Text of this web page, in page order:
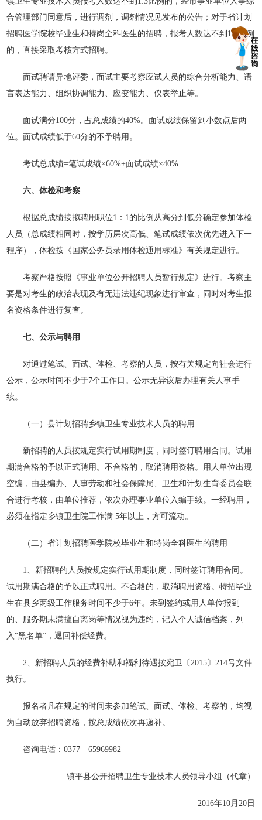
合管理部门同意后，进行调剂，调剂情况见发布的公告；对于省计划
招聘医学院校毕业生和特岗全科医生的招聘，报考人数达不到1:3比例
的，直接采取考核方式招聘。
面试聘请异地评委，面试主要考察应试人员的综合分析能力、语
言表达能力、组织协调能力、应变能力、仪表举止等。
面试满分100分，占总成绩的40%。面试成绩保留到小数点后两
位。面试成绩低于60分的不予聘用。
考试总成绩=笔试成绩×60%+面试成绩×40%
六、体检和考察
根据总成绩按拟聘用职位1：1的比例从高分到低分确定参加体检
人员（总成绩相同时，按学历层次高低、笔试成绩依次优先进入下一
程序），体检按《国家公务员录用体检通用标准》有关规定进行。
考察严格按照《事业单位公开招聘人员暂行规定》进行。考察主
要是对考生的政治表现及有无违法违纪现象进行审查，同时对考生报
名资格条件进行复查。
七、公示与聘用
对通过笔试、面试、体检、考察的人员，按有关规定向社会进行
公示，公示时间不少于7个工作日。公示无异议后办理有关人事手
续。
（一）县计划招聘乡镇卫生专业技术人员的聘用
新招聘的人员按规定实行试用期制度，同时签订聘用合同。试用
期满合格的予以正式聘用。不合格的，取消聘用资格。用人单位出现
空编，由县编办、人事劳动和社会保障局、卫生和计划生育委员会联
合进行考核，由单位推荐，依次办理事业单位入编手续。一经聘用，
必须在指定乡镇卫生院工作满 5年以上，方可流动。
（二）省计划招聘医学院校毕业生和特岗全科医生的聘用
1、新招聘的人员按规定实行试用期制度，同时签订聘用合同。
试用期满合格的予以正式聘用。不合格的，取消聘用资格。特招毕业
生在县乡两级工作服务时间不少于6年。未到签约或用人单位报到
的、服务期未满擅自离岗等情况视为违约，记入个人诚信档案，列
入“黑名单”，退回补偿经费。
2、新招聘人员的经费补助和福利待遇按宛卫〔2015〕214号文件
执行。
报名者凡在规定的时间未参加笔试、面试、体检、考察的，均视
为自动放弃招聘资格，按总成绩依次再递补。
咨询电话：0377—65969982
镇平县公开招聘卫生专业技术人员领导小组（代章）
2016年10月20日